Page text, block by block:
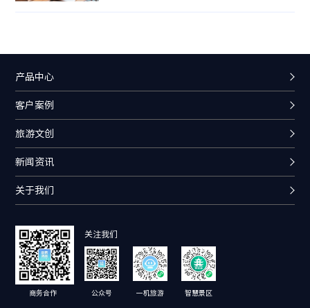
产品中心
客户案例
旅游文创
新闻资讯
关于我们
商务合作
关注我们
公众号 一机旅游 智慧景区